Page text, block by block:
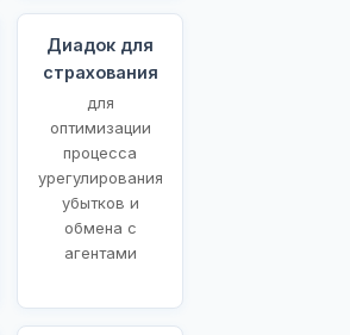
Диадок для
страхования
для
оптимизации
процесса
урегулирования
убытков и
обмена с
агентами